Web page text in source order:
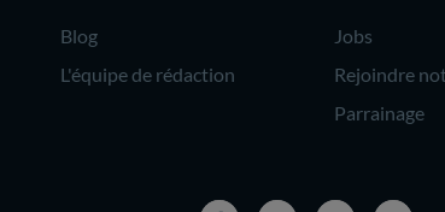
Blog
L'équipe de rédaction
Jobs
Rejoindre
Parrainage